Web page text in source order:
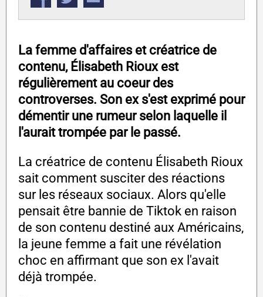
La femme d'affaires et créatrice de
contenu, Élisabeth Rioux est
régulièrement au coeur des
controverses. Son ex s'est exprimé pour
démentir une rumeur selon laquelle il
l'aurait trompée par le passé.
La créatrice de contenu Élisabeth Rioux
sait comment susciter des réactions
sur les réseaux sociaux. Alors qu'elle
pensait être bannie de Tiktok en raison
de son contenu destiné aux Américains,
la jeune femme a fait une révélation
choc en affirmant que son ex l'avait
déjà trompée.